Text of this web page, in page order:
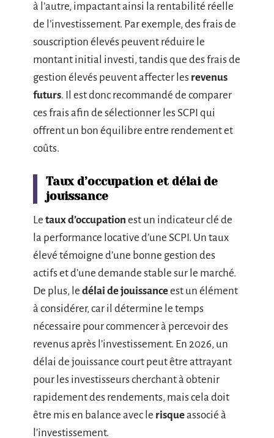
à l’autre, impactant ainsi la rentabilité réelle
de l’investissement. Par exemple, des frais de
souscription élevés peuvent réduire le
montant initial investi, tandis que des frais de
gestion élevés peuvent affecter les revenus
futurs. Il est donc recommandé de comparer
ces frais afin de sélectionner les SCPI qui
offrent un bon équilibre entre rendement et
coûts.
Taux d’occupation et délai de
jouissance
Le taux d’occupation est un indicateur clé de
la performance locative d’une SCPI. Un taux
élevé témoigne d’une bonne gestion des
actifs et d’une demande stable sur le marché.
De plus, le délai de jouissanceest un élément
à considérer, car il détermine le temps
nécessaire pour commencer à percevoir des
revenus après l’investissement. En 2026, un
délai de jouissance court peut être attrayant
pour les investisseurs cherchant à obtenir
rapidement des rendements, mais cela doit
être mis en balance avec le risqueassocié à
l’investissement.